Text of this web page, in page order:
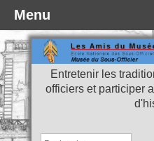
Entretenir les
officiers et participer
Menu